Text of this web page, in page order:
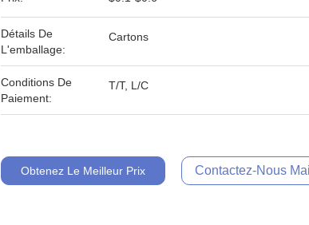
Détails De
L'emballage:
Cartons
Conditions De
Paiement:
T/T, L/C
Obtenez Le Meilleur Prix Contactez-Nous